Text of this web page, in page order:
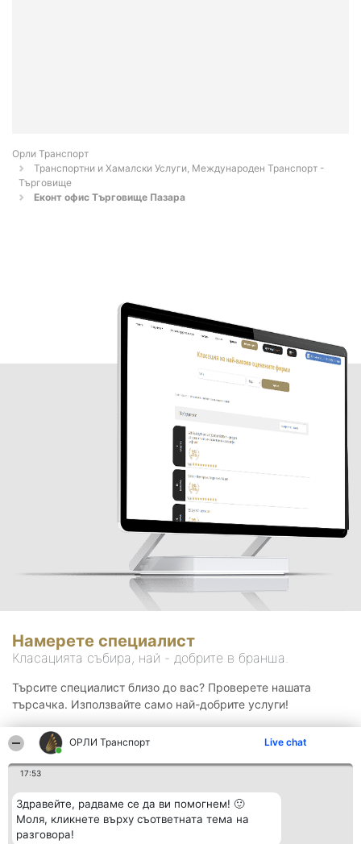
ОРЛИ Транспорт Live chat
17:53
Здравейте, радваме се да ви помогнем! 🙂
Моля, кликнете върху съответната тема на
разговора!
Орли Транспорт
Транспортни и Хамалски Услуги, Международен Транспорт -
Търговище
Еконт офис Търговище Пазара
Намерете специалист
Класацията събира, най - добрите в бранша.
Търсите специалист близо до вас? Проверете нашата
търсачка. Използвайте само най-добрите услуги!